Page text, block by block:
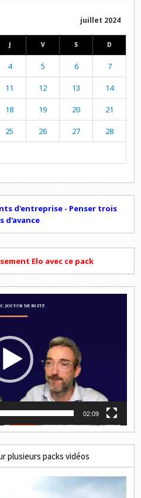
juillet 2024
J V S D
4 5 6 7
11 12 13 14
18 19 20 21
25 26 27 28
d'entreprise - Penser trois
d'avance
Elo avec ce pack
02:09
plusieurs packs vidéos